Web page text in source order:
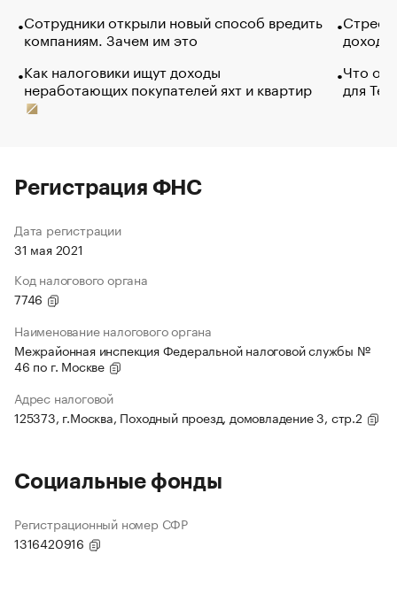
Сотрудники открыли новый способ вредить
компаниям. Зачем им это
Как налоговики ищут доходы
неработающих покупателей яхт и квартир
Что
для
Регистрация ФНС
Дата регистрации
31 мая 2021
Код налогового органа
7746
Наименование налогового органа
Межрайонная инспекция Федеральной налоговой службы №
46 по г. Москве
Адрес налоговой
125373, г.Москва, Походный проезд, домовладение 3, стр.2
Социальные фонды
Регистрационный номер СФР
1316420916